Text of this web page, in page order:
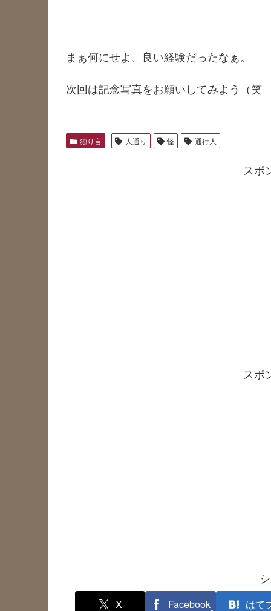
まぁ何にせよ、良い経験だったなぁ。
次回は記念写真をお願いしてみよう（笑
独り言 人通り 怪 通行人
スポ
スポ
X Facebook はて